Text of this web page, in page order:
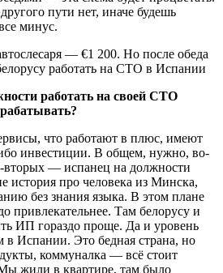
пути нет, иначе будешь
минус.
работать на своей СТО
что работают в плюс, имеют
инвестиции. В общем, нужно, во-
вторых — испанец на должности
история про человека из Минска,
без знания языка. В этом плане
привлекательнее. Там белорусу и
ИП гораздо проще. Да и уровень
в Испании. Это бедная страна, но
коммуналка — всё стоит
жили в квартире, там было